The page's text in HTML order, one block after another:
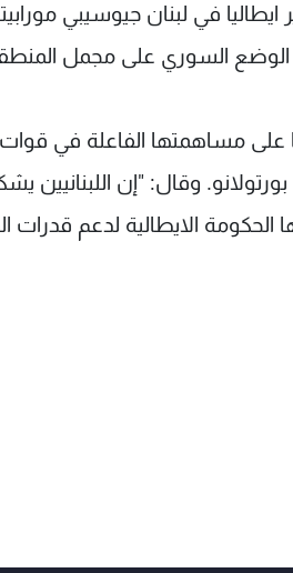
في لبنان جيوسيبي
الوضع السوري على مجمل
على مساهمتها الفاعلة في
بورتولانو. وقال: "إن
الحكومة الايطالية لدعم